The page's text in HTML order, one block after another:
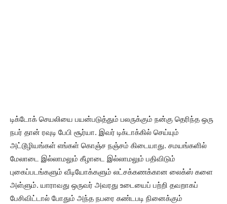
டிக்டோக் செயலியை பயன்படுத்தும் பலருக்கும் நன்கு தெரிந்த ஒரு
நபர் தான் ரவுடி பேபி சூர்யா. இவர் டிக்டாக்கில் செய்யும்
அட்டூழியங்கள் எங்கள் கொஞ்ச நஞ்சம் கிடையாது. சமயங்களில்
மேலாடை இல்லாமலும் கீழாடை இல்லாமலும் பதிவிடும்
புகைப்படங்களும் வீடியோக்களும் லட்சக்கணக்கான லைக்ஸ் களை
அள்ளும். யாராவது ஒருவர் அவரது உடையைப் பற்றி தவறாகப்
பேசிவிட்டால் போதும் அந்த நபரை கண்டபடி நினைக்கும்